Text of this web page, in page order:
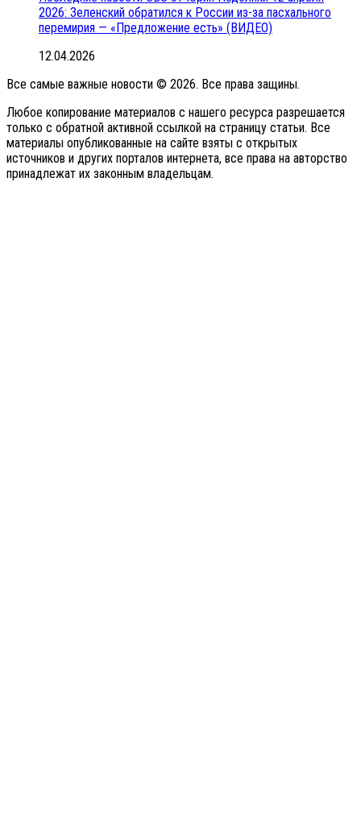
2026: Зеленский обратился к России из-за пасхального
перемирия — «Предложение есть» (ВИДЕО)
12.04.2026
Все самые важные новости © 2026. Все права защины.
Любое копирование материалов с нашего ресурса разрешается
только с обратной активной ссылкой на страницу статьи. Все
материалы опубликованные на сайте взяты с открытых
источников и других порталов интернета, все права на авторство
принадлежат их законным владельцам.